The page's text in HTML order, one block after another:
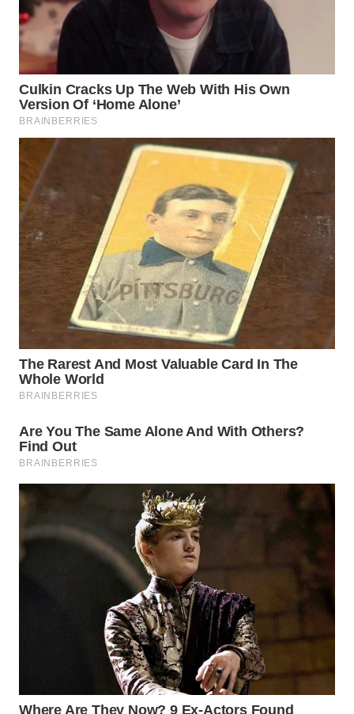
WN
SULUT
WN
MALUKU
WN
MALUT
WN
DAIRI
WN
DANAU
WN
LANGKAT
WN
TAPANULI
TANJUNG
WN